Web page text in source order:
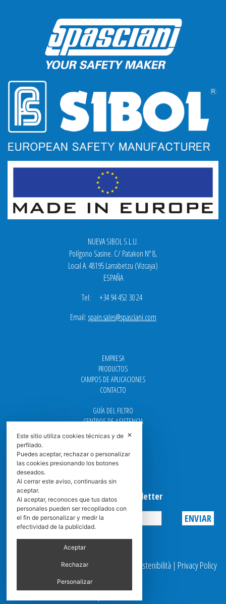
NUEVA SIBOL S.L.U.
Polígono Sasine. C/ Patakon Nº 8,
Local A. 48195 Larrabetzu (Vizcaya)
ESPAÑA
Tel: +34 94 452 30 24
Email: spain.sales@spasciani.com
EMPRESA
PRODUCTOS
CAMPOS DE APLICACIONES
CONTACTO
GUÍA DEL FILTRO
CENTROS DE ASISTENCIA
DOWNLOAD
NEWS
FAQ
CARRERA
Suscribirse a la Newsletter
Privacy
© 2025 Spasciani |Codice Etico Report Sostenibilità | Privacy Policy
✕
Este sitio utiliza cookies técnicas y de
perfilado.
Puedes aceptar, rechazar o personalizar
las cookies presionando los botones
deseados.
Al cerrar este aviso, continuarás sin
aceptar.
Al aceptar, reconoces que tus datos
personales pueden ser recopilados con
el fin de personalizar y medir la
efectividad de la publicidad.
Aceptar
Rechazar
Personalizar